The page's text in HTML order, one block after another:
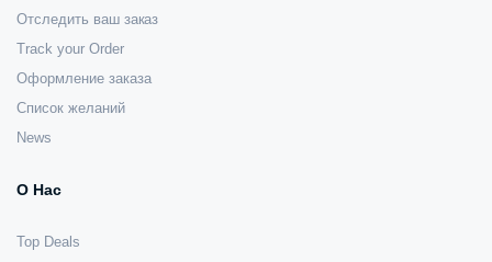
Отследить ваш заказ
Track your Order
Оформление заказа
Список желаний
News
О Нас
Top Deals